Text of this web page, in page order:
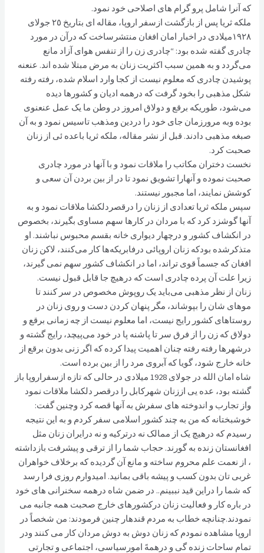
که آنرا شامل پرو گرام های اصلاحی خود نمود.
ملکه ثريا پس از بازگشت ازسفر اروپا، مقاله اى بتاريخ ٢٥ جولاى
۱۹۲۸میلادی در اخبار امان افغان منتشرساخت که درآن در مورد
چادرى گفته شده بود: “چادرى زن را از تنفس هواى آزاد مانع
می‌گردد و به همين سبب اکثريت زنان به مرض مبتلا شده اند. عنعنه
پوشيدن چادری که معلوم نيست از کجا وارد اسلام شده، رفته رفته
شکل مذهبى را بخود گرفت که درهمه اديان و کشورها ديده
می‌شود، طوريکه برقع و دولاق امروز در وطن ما يک عمل عنعنوى
بوده وبه مرورزمان جاى خود را دردين ومذهب تاسيس نمود و به آن
صبغه مذهبى دادند. قبل از نشر مقاله، ملکه ثريا باعده ئى از زنان
صحبت کرد.
نخست دختران مکاتب را ملاقات نمود و با آنها در مورد چادرى
صحبت نموده و آنهارا تشويق نمود تا در از بين بردن آن سعى و
کوشش نمايند، اما مجبور نيستند.
سپس ملکه ثریا تعدادى از زنان را درقصردلکشا ملاقات نمود و به
آنها گوشزد کرد که با مردان در کارها سهم مساوى بگيرند، بخصوص
در انکشاف کشور و درچهار ديوارى خانه بقسم محبوس نباشند. او
متذکرشده بودکه زنان اروپائى درفابريکه‌ها کار می‌کنند، لاکن زنان
افغان که جسماً قوى تراند، اما در انکشاف کشور سهم نمى گيرند،
زيرا علت آن پرده چادرى است که درهيچ جا قابل قبول نيست.
زنان از نظر مذهبى می‌بايد يک روپوش مخصوص در سر کنند تا
موهاى شان را بپوشاند، مگر پنهان کردن دست و روى زنان در
روستاهاى کشور رايج نيست، اما معلوم نيست از چه زمانى برقع و
دولاق که زن را از فرق سر تا پاشنه پا در خود می‌پيچد، رايج گشته و
درشهرها رفته رفته چنان اهميت پيدا کرده که اگر زنى بدون برقع از
خانه خارج شود، گويا که آبروى مرد را از بين برده است.
شاه امان الله در جولای 1928 میلادی در حالی که تازه ازسفراروپا باز
گشته بود، عده یی اززنان شهرکابل را درقصر دلکشا ملاقات نمود
واز تجارب و اندوخته های سفرش به آنها قصه کرد وچنین گفت:
خوشبختانه که من به چند کشور اسلامی سفر کردم و به این نتیجه
رسیدم که درهیچ یک از ممالک نه درترکیه و نه درایران زنان مثل
افغانستان زنده به گورند. حجاب شما را از ترقی و پیشرفت بازداشته
، از نعمت علم محروم ساخته و مانع آن گردیده که برخلاف خواهران
غربی تان بدون کسب و پیشه باقی بمانید. امیدوارم روزی فرا رسد
که شما را دراین قید نببینم.. در ضمن شاه درهمه سخنرانی های خود
در باره کار و فعالیت زنان درکشورهای خارج صحبت همه جانبه می
نمودند.چنانچه خطاب به مردم قندهار چنین فرمودند: من شخصاً در
اروپا مشاهده نمودم که زنان دوش به دوش مردان کار می کنند ودر
تمام ساحات زنده گی و درهمهً امورسیاسی، اجتماعی و تجارتی